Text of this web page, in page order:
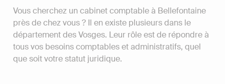
Vous cherchez un cabinet comptable à Bellefontaine
près de chez vous ? Il en existe plusieurs dans le
département des Vosges. Leur rôle est de répondre à
tous vos besoins comptables et administratifs, quel
que soit votre statut juridique.